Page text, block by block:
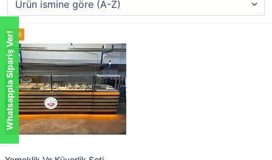
Whatsappla Sipariş Ver!